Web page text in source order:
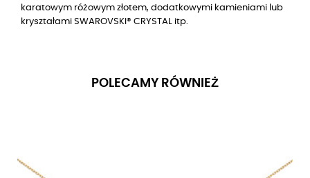
karatowym różowym złotem, dodatkowymi kamieniami lub
kryształami SWAROVSKI® CRYSTAL itp.
POLECAMY RÓWNIEŻ